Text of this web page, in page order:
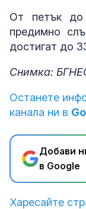
От петък
предимно
достигат до
Снимка:
Останете
канала ни в
Добави
в Google
Харесайте